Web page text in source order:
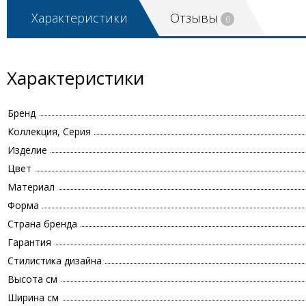
Характеристики Отзывы 0
Характеристики
Бренд
Коллекция, Серия
Изделие
Цвет
Материал
Форма
Страна бренда
Гарантия
Стилистика дизайна
Высота см
Ширина см